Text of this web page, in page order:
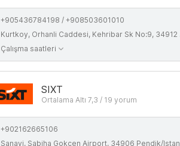
+905436784198 / +908503601010
Kurtkoy, Orhanli Caddesi, Kehribar Sk No:9, 34912 Pendik/Istanbul
Çalışma saatleri
SIXT
Ortalama Altı 7,3 / 19 yorum
+902162665106
Sanayi, Sabiha Gokcen Airport, 34906 Pendik/Istanbul, Turkey